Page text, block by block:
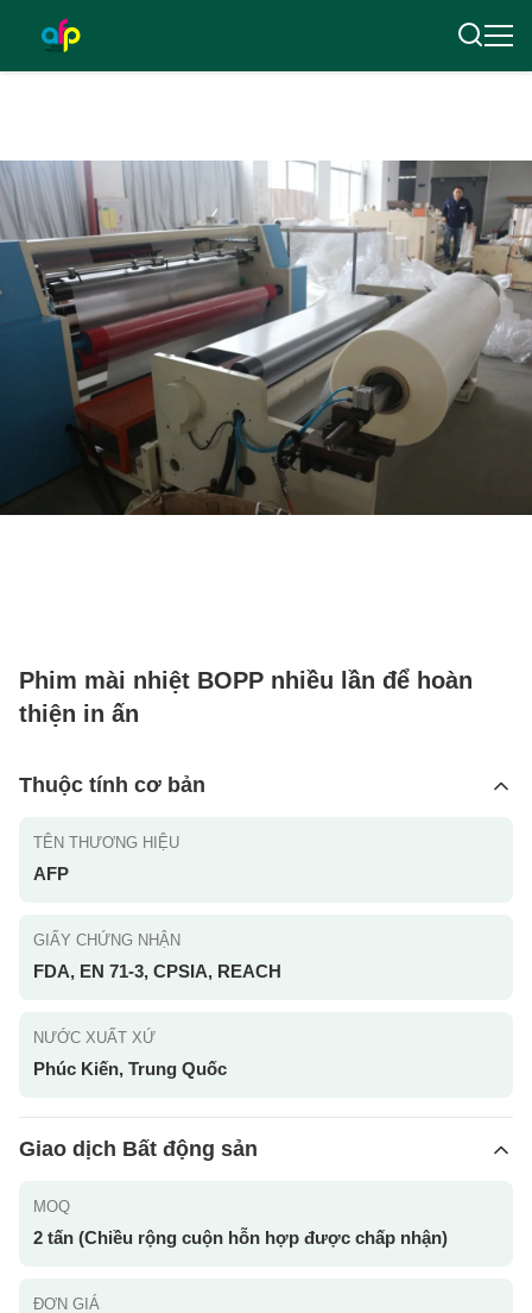
Phim mài nhiệt BOPP nhiều lần để hoàn
thiện in ấn
Thuộc tính cơ bản
TÊN THƯƠNG HIỆU
AFP
GIẤY CHỨNG NHẬN
FDA, EN 71-3, CPSIA, REACH
NƯỚC XUẤT XỨ
Phúc Kiến, Trung Quốc
Giao dịch Bất động sản
MOQ
2 tấn (Chiều rộng cuộn hỗn hợp được chấp nhận)
ĐƠN GIÁ